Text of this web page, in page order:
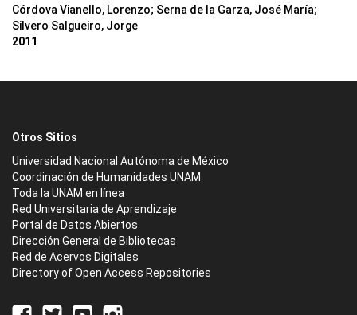
Córdova Vianello, Lorenzo; Serna de la Garza, José María;
Silvero Salgueiro, Jorge
2011
Otros Sitios
Universidad Nacional Autónoma de México
Coordinación de Humanidades UNAM
Toda la UNAM en línea
Red Universitaria de Aprendizaje
Portal de Datos Abiertos
Dirección General de Bibliotecas
Red de Acervos Digitales
Directory of Open Access Repositories